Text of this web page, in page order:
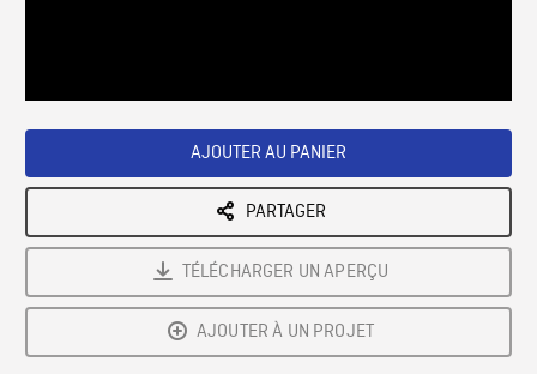
AJOUTER AU PANIER
PARTAGER
TÉLÉCHARGER UN APERÇU
AJOUTER À UN PROJET